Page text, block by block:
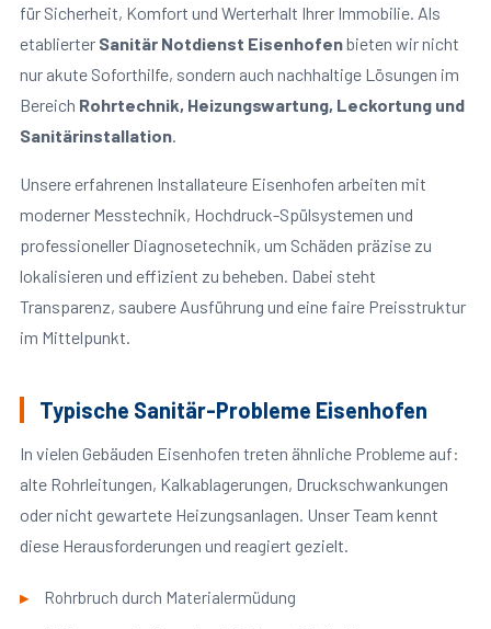
für Sicherheit, Komfort und Werterhalt Ihrer Immobilie. Als
etablierter Sanitär Notdienst Eisenhofenbieten wir nicht
nur akute Soforthilfe, sondern auch nachhaltige Lösungen im
Bereich Rohrtechnik, Heizungswartung, Leckortung und
Sanitärinstallation.
Unsere erfahrenen Installateure Eisenhofen arbeiten mit
moderner Messtechnik, Hochdruck-Spülsystemen und
professioneller Diagnosetechnik, um Schäden präzise zu
lokalisieren und effizient zu beheben. Dabei steht
Transparenz, saubere Ausführung und eine faire Preisstruktur
im Mittelpunkt.
Typische Sanitär-Probleme Eisenhofen
In vielen Gebäuden Eisenhofen treten ähnliche Probleme auf:
alte Rohrleitungen, Kalkablagerungen, Druckschwankungen
oder nicht gewartete Heizungsanlagen. Unser Team kennt
diese Herausforderungen und reagiert gezielt.
Rohrbruch durch Materialermüdung